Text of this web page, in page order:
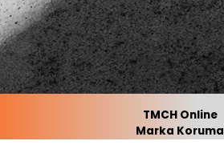
TMCH Online
Marka Koruma